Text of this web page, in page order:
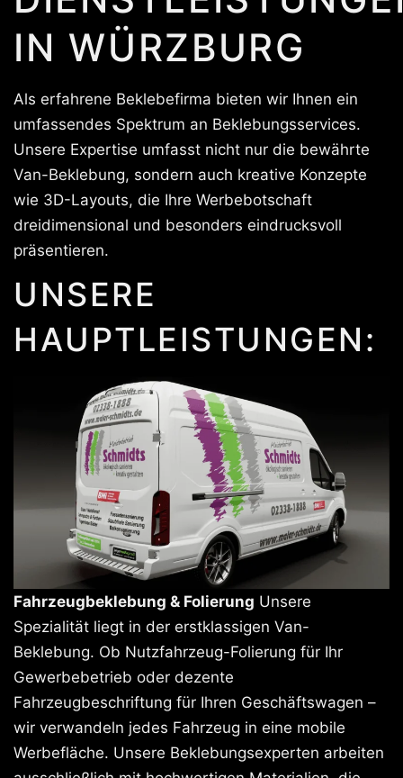
IN WÜRZBURG
Als erfahrene Beklebefirma bieten wir Ihnen ein
umfassendes Spektrum an Beklebungsservices.
Unsere Expertise umfasst nicht nur die bewährte
Van-Beklebung, sondern auch kreative Konzepte
wie 3D-Layouts, die Ihre Werbebotschaft
dreidimensional und besonders eindrucksvoll
präsentieren.
UNSERE
HAUPTLEISTUNGEN:
Fahrzeugbeklebung & Folierung Unsere
Spezialität liegt in der erstklassigen Van-
Beklebung. Ob Nutzfahrzeug-Folierung für Ihr
Gewerbebetrieb oder dezente
Fahrzeugbeschriftung für Ihren Geschäftswagen –
wir verwandeln jedes Fahrzeug in eine mobile
Werbefläche. Unsere Beklebungsexperten arbeiten